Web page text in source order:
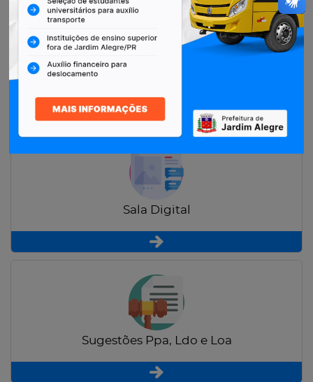
Restituição de Contribuintes
Sala Digital
Sugestões Ppa, Ldo e Loa